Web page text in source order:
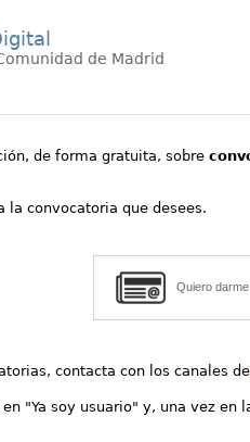
de Madrid
de forma gratuita, sobre
la convocatoria que desees.
Quiero
contacta con los canales
"Ya soy usuario" y, una vez en